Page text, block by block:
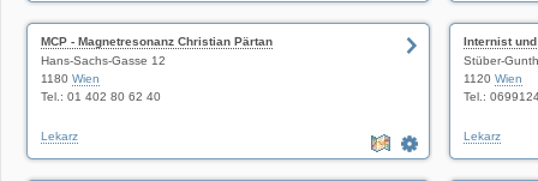
MCP - Magnetresonanz Christian Pärtan
Hans-Sachs-Gasse 12
1180 Wien
Tel.: 01 402 80 62 40
Lekarz
Internist
Stüber-
1120 Wien
Tel.:
Lekarz